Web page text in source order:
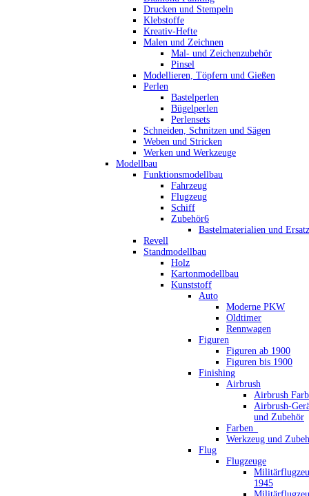
Drucken und Stempeln
Klebstoffe
Kreativ-Hefte
Malen und Zeichnen
Mal- und Zeichenzubehör
Pinsel
Modellieren, Töpfern und Gießen
Perlen
Bastelperlen
Bügelperlen
Perlensets
Schneiden, Schnitzen und Sägen
Weben und Stricken
Werken und Werkzeuge
Modellbau
Funktionsmodellbau
Fahrzeug
Flugzeug
Schiff
Zubehör6
Bastelmaterialien und
Revell
Standmodellbau
Holz
Kartonmodellbau
Kunststoff
Auto
Moderne PKW
Oldtimer
Rennwagen
Figuren
Figuren ab 1900
Figuren bis 1900
Finishing
Airbrush
Airbrush
Airbrush-
und Zubehör
Farben_
Werkzeug und
Flug
Flugzeuge
1945